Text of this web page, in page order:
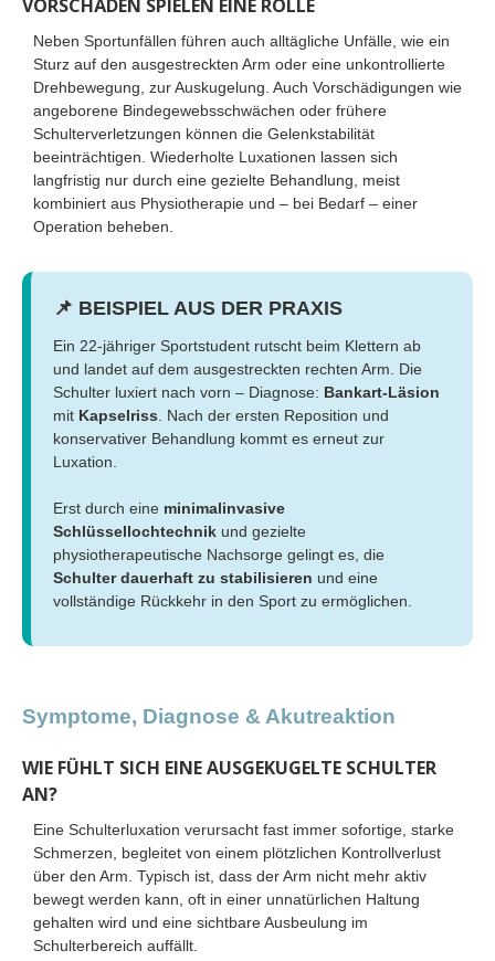
VORSCHÄDEN SPIELEN EINE ROLLE
Neben Sportunfällen führen auch alltägliche Unfälle, wie ein
Sturz auf den ausgestreckten Arm oder eine unkontrollierte
Drehbewegung, zur Auskugelung. Auch Vorschädigungen wie
angeborene Bindegewebsschwächen oder frühere
Schulterverletzungen können die Gelenkstabilität
beeinträchtigen. Wiederholte Luxationen lassen sich
langfristig nur durch eine gezielte Behandlung, meist
kombiniert aus Physiotherapie und – bei Bedarf – einer
Operation beheben.
📌 BEISPIEL AUS DER PRAXIS
Ein 22-jähriger Sportstudent rutscht beim Klettern ab
und landet auf dem ausgestreckten rechten Arm. Die
Schulter luxiert nach vorn – Diagnose: Bankart-Läsion
mit Kapselriss. Nach der ersten Reposition und
konservativer Behandlung kommt es erneut zur
Luxation.
Erst durch eine minimalinvasive
Schlüssellochtechnikund gezielte
physiotherapeutische Nachsorge gelingt es, die
Schulter dauerhaft zu stabilisieren und eine
vollständige Rückkehr in den Sport zu ermöglichen.
Symptome, Diagnose & Akutreaktion
WIE FÜHLT SICH EINE AUSGEKUGELTE SCHULTER
AN?
Eine Schulterluxation verursacht fast immer sofortige, starke
Schmerzen, begleitet von einem plötzlichen Kontrollverlust
über den Arm. Typisch ist, dass der Arm nicht mehr aktiv
bewegt werden kann, oft in einer unnatürlichen Haltung
gehalten wird und eine sichtbare Ausbeulung im
Schulterbereich auffällt.